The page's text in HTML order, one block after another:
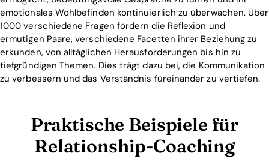
emotionales Wohlbefinden kontinuierlich zu überwachen. Über
1000 verschiedene Fragen fördern die Reflexion und
ermutigen Paare, verschiedene Facetten ihrer Beziehung zu
erkunden, von alltäglichen Herausforderungen bis hin zu
tiefgründigen Themen. Dies trägt dazu bei, die Kommunikation
zu verbessern und das Verständnis füreinander zu vertiefen.
Praktische Beispiele für
Relationship-Coaching